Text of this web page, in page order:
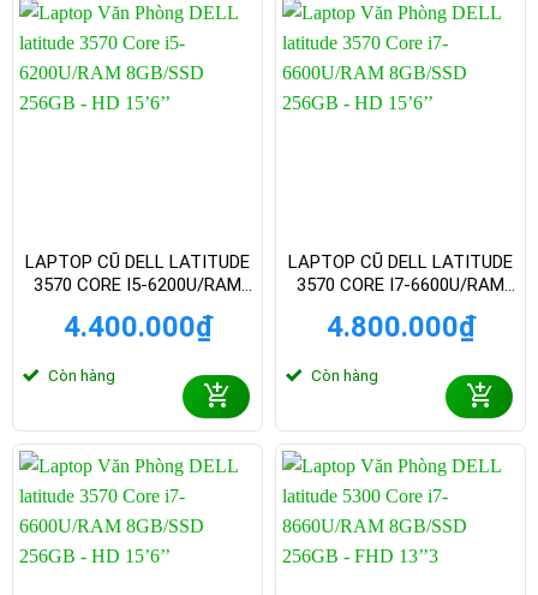
LAPTOP CŨ DELL LATITUDE
3570 CORE I5-6200U/RAM
INCH
4.400.000₫
Còn hàng
LAPTOP CŨ DELL LATITUDE
3570 CORE I7-6600U/RAM
INCH
4.800.000₫
Còn hàng